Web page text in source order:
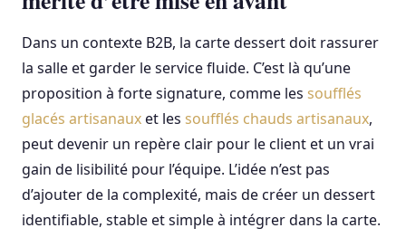
Dans un contexte B2B, la carte dessert doit rassurer
la salle et garder le service fluide. C’est là qu’une
proposition à forte signature, comme les soufflés
glacés artisanauxet les soufflés chauds artisanaux,
peut devenir un repère clair pour le client et un vrai
gain de lisibilité pour l’équipe. L’idée n’est pas
d’ajouter de la complexité, mais de créer un dessert
identifiable, stable et simple à intégrer dans la carte.